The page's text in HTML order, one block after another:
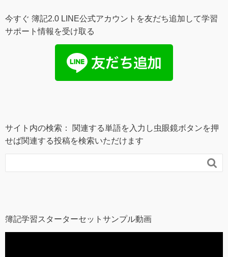
今すぐ 簿記2.0 LINE公式アカウントを友だち追加して学習
サポート情報を受け取る
サイト内の検索： 関連する単語を入力し虫眼鏡ボタンを押
せば関連する投稿を検索いただけます

簿記学習スターターセットサンプル動画